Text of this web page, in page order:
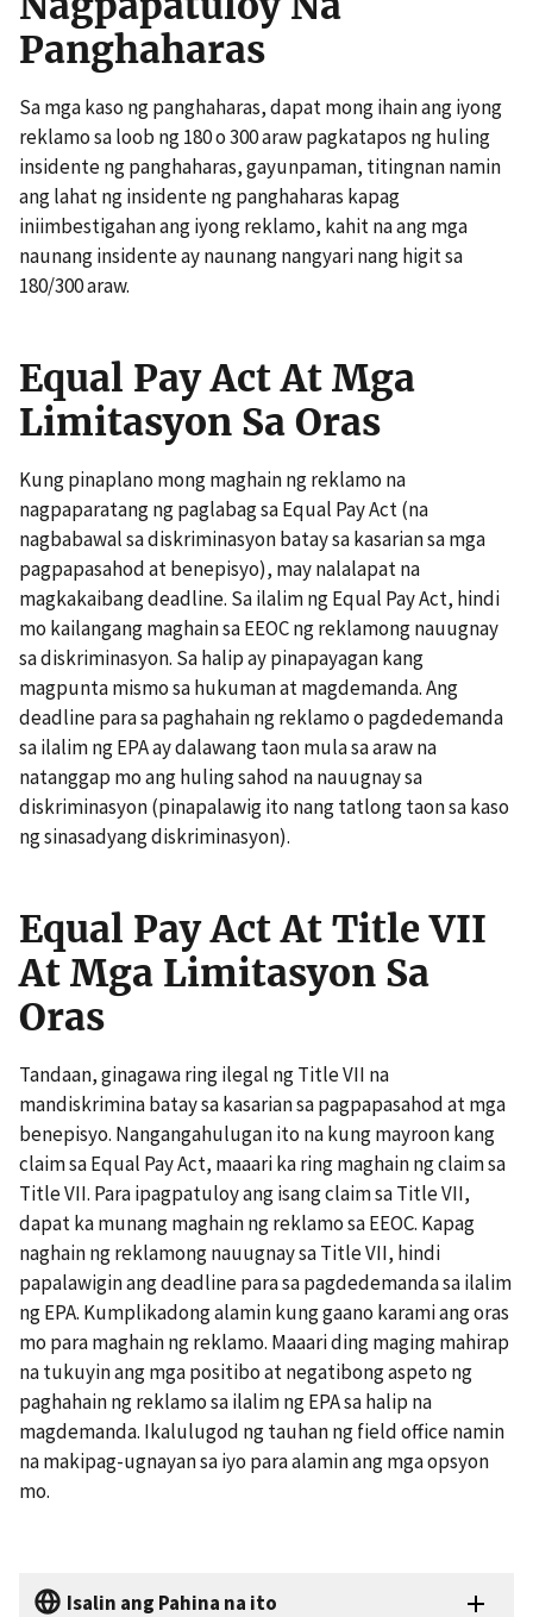
Panghaharas
Sa mga kaso ng panghaharas, dapat mong ihain ang iyong
reklamo sa loob ng 180 o 300 araw pagkatapos ng huling
insidente ng panghaharas, gayunpaman, titingnan namin
ang lahat ng insidente ng panghaharas kapag
iniimbestigahan ang iyong reklamo, kahit na ang mga
naunang insidente ay naunang nangyari nang higit sa
180/300 araw.
Equal Pay Act At Mga
Limitasyon Sa Oras
Kung pinaplano mong maghain ng reklamo na
nagpaparatang ng paglabag sa Equal Pay Act (na
nagbabawal sa diskriminasyon batay sa kasarian sa mga
pagpapasahod at benepisyo), may nalalapat na
magkakaibang deadline. Sa ilalim ng Equal Pay Act, hindi
mo kailangang maghain sa EEOC ng reklamong nauugnay
sa diskriminasyon. Sa halip ay pinapayagan kang
magpunta mismo sa hukuman at magdemanda. Ang
deadline para sa paghahain ng reklamo o pagdedemanda
sa ilalim ng EPA ay dalawang taon mula sa araw na
natanggap mo ang huling sahod na nauugnay sa
diskriminasyon (pinapalawig ito nang tatlong taon sa kaso
ng sinasadyang diskriminasyon).
Equal Pay Act At Title VII
At Mga Limitasyon Sa
Oras
Tandaan, ginagawa ring ilegal ng Title VII na
mandiskrimina batay sa kasarian sa pagpapasahod at mga
benepisyo. Nangangahulugan ito na kung mayroon kang
claim sa Equal Pay Act, maaari ka ring maghain ng claim sa
Title VII. Para ipagpatuloy ang isang claim sa Title VII,
dapat ka munang maghain ng reklamo sa EEOC. Kapag
naghain ng reklamong nauugnay sa Title VII, hindi
papalawigin ang deadline para sa pagdedemanda sa ilalim
ng EPA. Kumplikadong alamin kung gaano karami ang oras
mo para maghain ng reklamo. Maaari ding maging mahirap
na tukuyin ang mga positibo at negatibong aspeto ng
paghahain ng reklamo sa ilalim ng EPA sa halip na
magdemanda. Ikalulugod ng tauhan ng field office namin
na makipag-ugnayan sa iyo para alamin ang mga opsyon
mo.
Isalin ang Pahina na ito